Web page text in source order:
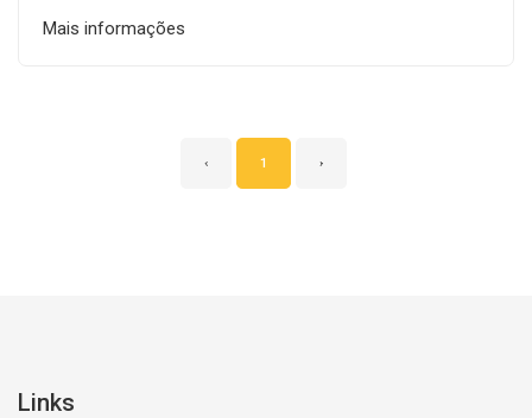
Mais informações
‹ 1 ›
Links